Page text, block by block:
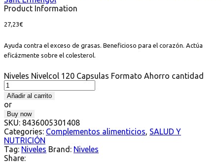
Product Information
27,23€
Ayuda contra el exceso de grasas. Beneficioso para el corazón. Actúa
eficázmente sobre el colesterol.
Niveles Nivelcol 120 Capsulas Formato Ahorro cantidad
Añadir al carrito
or
Buy now
SKU: 8436005301408
Categories: Complementos alimenticios, SALUD Y
NUTRICIÓN
Tag: Niveles Brand: Niveles
Share: